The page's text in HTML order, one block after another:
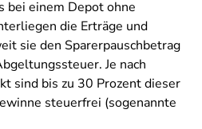
bei einem Depot ohne
die Erträge und
sie den Sparerpauschbetrag
Je nach
sind bis zu 30 Prozent dieser
steuerfrei (sogenannte